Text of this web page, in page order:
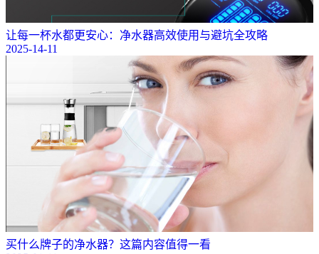
让每一杯水都更安心：净水器高效使用与避坑全攻略
2025-14-11
买什么牌子的净水器？这篇内容值得一看